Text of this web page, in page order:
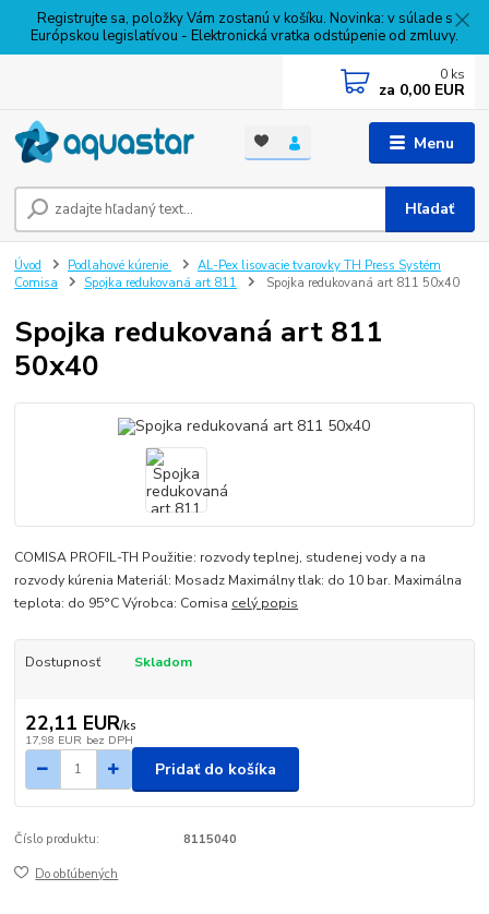
Registrujte sa, položky Vám zostanú v košíku. Novinka: v súlade s
Európskou legislatívou - Elektronická vratka odstúpenie od zmluvy.
Menu
Hľadať
0 ks
za 0,00 EUR
Úvod Podlahové kúrenie
AL-Pex lisovacie tvarovky TH Press Systém
Comisa
Spojka redukovaná art 811 Spojka redukovaná art 811 50x40
Spojka redukovaná art 811
50x40
COMISA PROFIL-TH Použitie: rozvody teplnej, studenej vody a na
rozvody kúrenia Materiál: Mosadz Maximálny tlak: do 10 bar. Maximálna
teplota: do 95°C Výrobca: Comisa celý popis
Dostupnosť Skladom
22,11 EUR/ks
17,98 EUR bez DPH
Pridať do košíka
Číslo produktu: 8115040
Do obľúbených